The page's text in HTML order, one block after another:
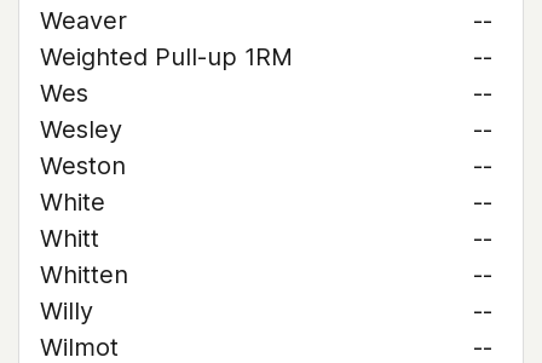
Weaver
--
Weighted Pull-up 1RM
--
Wes
--
Wesley
--
Weston
--
White
--
Whitt
--
Whitten
--
Willy
--
Wilmot
--